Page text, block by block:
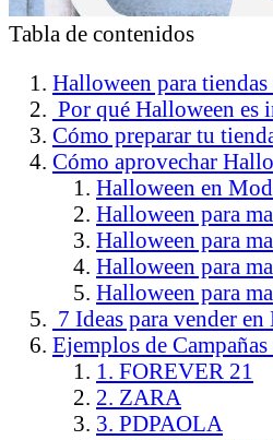
Tabla de contenidos
Halloween para
Por qué Halloween es
Cómo preparar tu
Cómo aprovechar
Halloween en
Halloween para
Halloween para
Halloween para
Halloween para
7 Ideas para vender
Ejemplos de
1. FOREVER 21
2. ZARA
3. PDPAOLA